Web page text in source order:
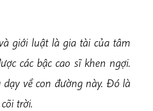
giới luật là gia tài của tâm
các bậc cao sĩ khen ngợi.
về con đường này. Đó là
trời.